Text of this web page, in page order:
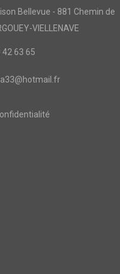
Bellevue - 881 Chemin de
VIELLENAVE
42 63 65